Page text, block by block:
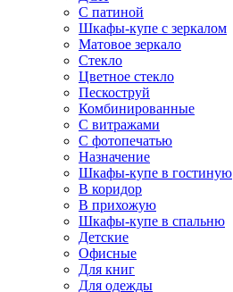
С патиной
Шкафы-купе с зеркалом
Матовое зеркало
Стекло
Цветное стекло
Пескоструй
Комбинированные
С витражами
С фотопечатью
Назначение
Шкафы-купе в гостиную
В коридор
В прихожую
Шкафы-купе в спальню
Детские
Офисные
Для книг
Для одежды